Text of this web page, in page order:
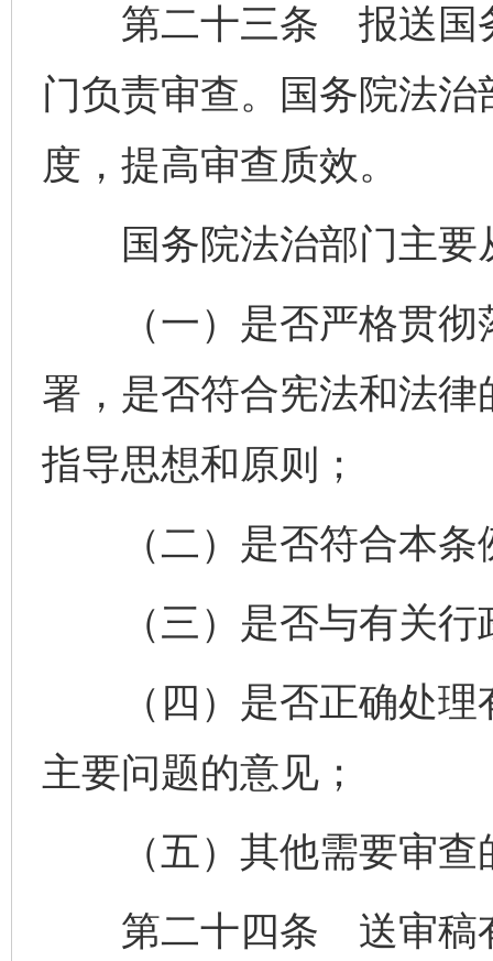
第二十三条 报送国务
门负责审查。国务院法
度，提高审查质效。
国务院法治部门主要
（一）是否严格贯彻
署，是否符合宪法和法
指导思想和原则；
（二）是否符合本条
（三）是否与有关行
（四）是否正确处理
主要问题的意见；
（五）其他需要审查
第二十四条 送审稿有